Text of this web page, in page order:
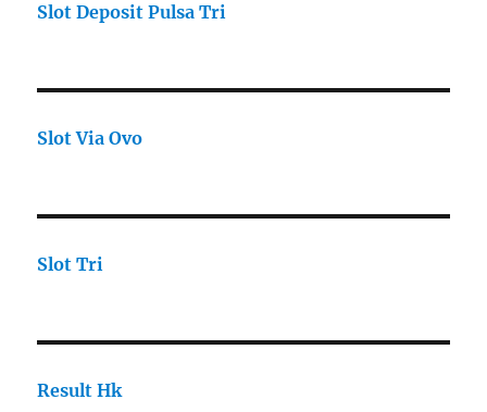
Slot Deposit Pulsa Tri
Slot Via Ovo
Slot Tri
Result Hk